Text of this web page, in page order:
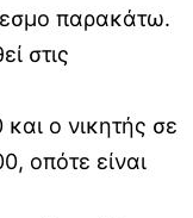
παρακάτω.
στις
ο νικητής σε
οπότε είναι